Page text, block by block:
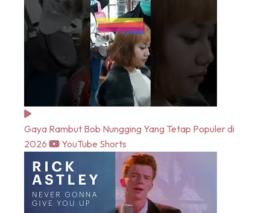
Gaya Rambut Bob Nungging Yang Tetap Populer di
2026
YouTube Shorts